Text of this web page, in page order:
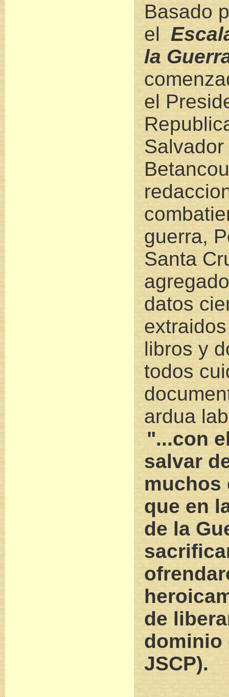
Basado
el
la
el
guerra,
Santa
datos
libros y
todos
ardua
"...con
salvar
muchos
que en
de la
de
dominio
JSCP).